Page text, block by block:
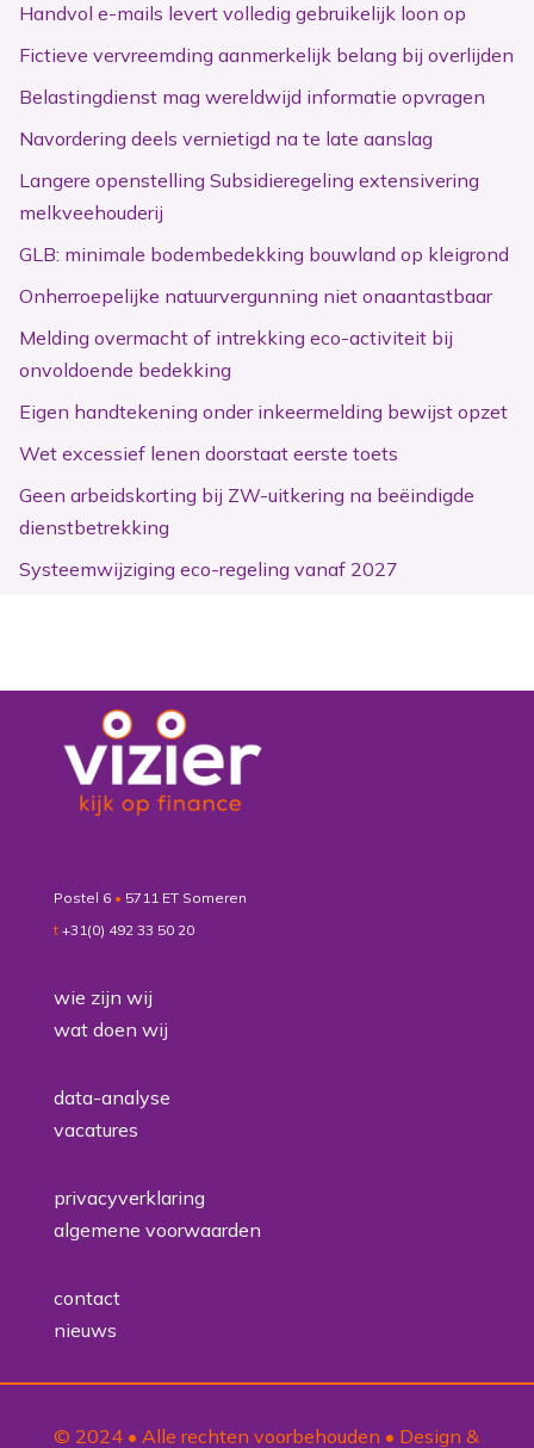
Handvol e-mails levert volledig gebruikelijk loon op
Fictieve vervreemding aanmerkelijk belang bij overlijden
Belastingdienst mag wereldwijd informatie opvragen
Navordering deels vernietigd na te late aanslag
Langere openstelling Subsidieregeling extensivering
melkveehouderij
GLB: minimale bodembedekking bouwland op kleigrond
Onherroepelijke natuurvergunning niet onaantastbaar
Melding overmacht of intrekking eco-activiteit bij
onvoldoende bedekking
Eigen handtekening onder inkeermelding bewijst opzet
Wet excessief lenen doorstaat eerste toets
Geen arbeidskorting bij ZW-uitkering na beëindigde
dienstbetrekking
Systeemwijziging eco-regeling vanaf 2027
Postel 6 • 5711 ET Someren
t +31(0) 492 33 50 20
wie zijn wij
wat doen wij
data-analyse
vacatures
privacyverklaring
algemene voorwaarden
contact
nieuws
© 2024 • Alle rechten voorbehouden • Design &